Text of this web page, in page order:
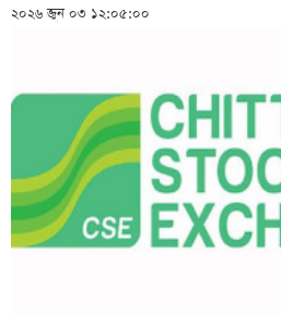
২০২৬ জুন ০৩ ১২:০৫:০০